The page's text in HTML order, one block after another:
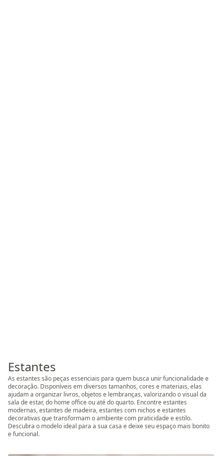
Estantes
As estantes são peças essenciais para quem busca unir funcionalidade e
decoração. Disponíveis em diversos tamanhos, cores e materiais, elas
ajudam a organizar livros, objetos e lembranças, valorizando o visual da
sala de estar, do home office ou até do quarto. Encontre estantes
modernas, estantes de madeira, estantes com nichos e estantes
decorativas que transformam o ambiente com praticidade e estilo.
Descubra o modelo ideal para a sua casa e deixe seu espaço mais bonito
e funcional.